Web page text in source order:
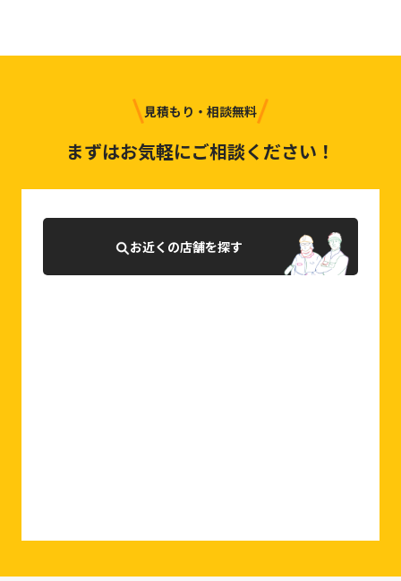
見積もり・相談無料
まずはお気軽にご相談ください！
お近くの店舗を探す